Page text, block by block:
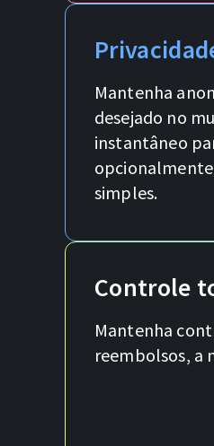
Mantenha
desejado no
instantâneo
simples.
Controle
Mantenha
reembolsos, a